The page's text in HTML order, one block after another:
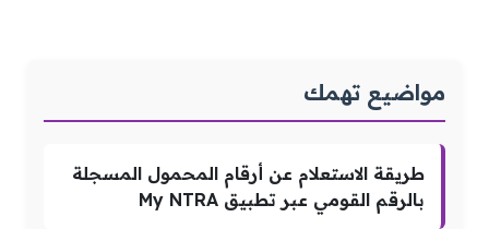
مواضيع تهمك
طريقة الاستعلام عن أرقام المحمول المسجلة
بالرقم القومي عبر تطبيق My NTRA